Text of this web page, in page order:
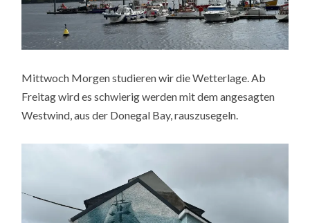
Mittwoch Morgen studieren wir die Wetterlage. Ab
Freitag wird es schwierig werden mit dem angesagten
Westwind, aus der Donegal Bay, rauszusegeln.